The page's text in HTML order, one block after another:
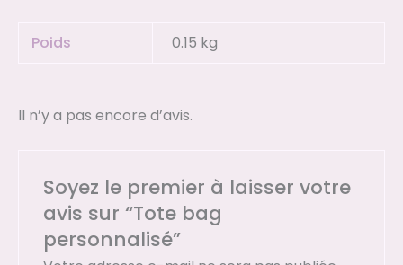
Poids 0.15 kg
Il n’y a pas encore d’avis.
Soyez le premier à laisser votre
avis sur “Tote bag
personnalisé”